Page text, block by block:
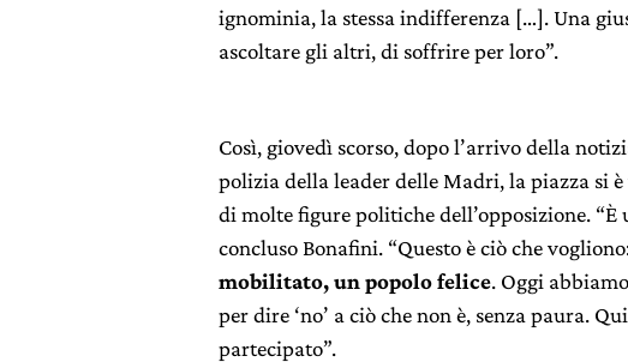
ignominia, la stessa indifferenza […]. Una
ascoltare gli altri, di soffrire per loro”.
Così, giovedì scorso, dopo l’arrivo della
polizia della leader delle Madri, la piazza si
di molte figure politiche dell’opposizione.
concluso Bonafini. “Questo è ciò che
mobilitato, un popolo felice. Oggi
per dire ‘no’ a ciò che non è, senza paura.
partecipato”.